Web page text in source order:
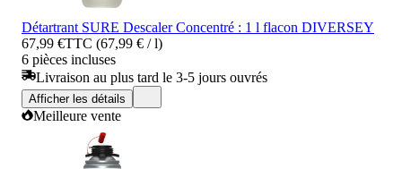
Détartrant SURE Descaler Concentré : 1 l flacon DIVERSEY
67,99 €TTC (67,99 € / l)
6 pièces incluses
Livraison au plus tard le 3-5 jours ouvrés
Afficher les détails
Meilleure vente